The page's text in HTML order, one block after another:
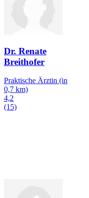
Dr. Renate
Breithofer
Praktische Ärztin (in
0,7 km)
4,2
(15)